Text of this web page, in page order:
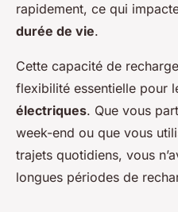
rapidement, ce qui
durée de vie.
Cette capacité de
flexibilité essentielle pour
électriques. Que vous
week-end ou que vous
trajets quotidiens, vous
longues périodes de